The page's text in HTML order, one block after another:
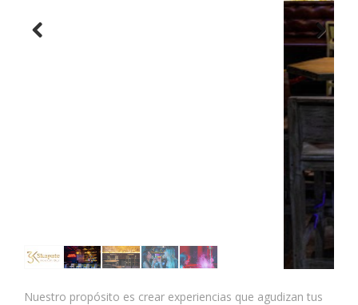
Next
Nuestro propósito es crear experiencias que agudizan tus